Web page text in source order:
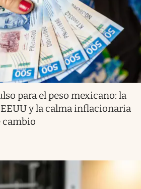
para el peso mexicano: la
y la calma inflacionaria
cambio